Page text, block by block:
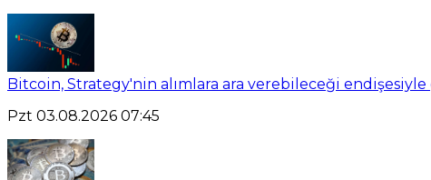
Bitcoin, Strategy'nin alımlara ara verebileceği
Pzt 03.08.2026 07:45